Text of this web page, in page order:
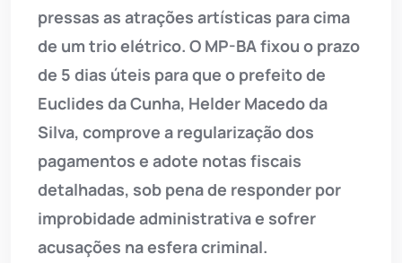
pressas as atrações artísticas para cima
de um trio elétrico. O MP-BA fixou o prazo
de 5 dias úteis para que o prefeito de
Euclides da Cunha, Helder Macedo da
Silva, comprove a regularização dos
pagamentos e adote notas fiscais
detalhadas, sob pena de responder por
improbidade administrativa e sofrer
acusações na esfera criminal.